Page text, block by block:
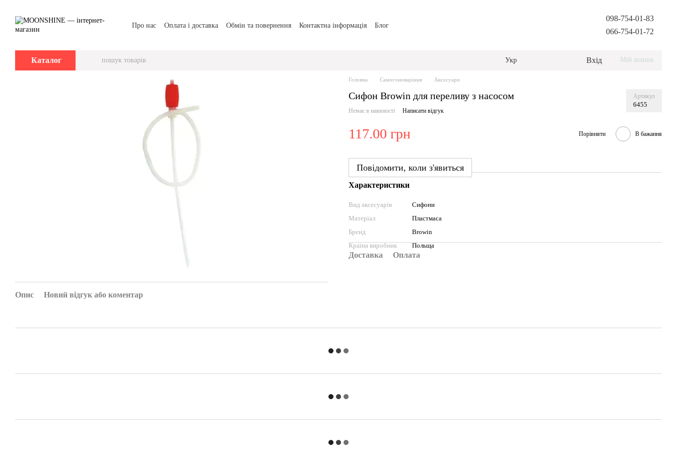
Про нас Оплата і доставка Обмін та повернення Контактна інформація Блог
098-754-01-83
066-754-01-72
Каталог Укр Вхід Мій кошик
Опис Новий відгук або коментар
Головна Самогоноваріння Аксесуари
Сифон Browin для переливу з насосом Артикул
6455
Немає в наявності Написати відгук
117.00 грн Порівняти В бажання
Повідомити, коли з'явиться
Характеристики
Вид аксесуарів
Сифони
Матеріал
Пластмаса
Бренд
Browin
Країна виробник
Польща
Доставка Оплата